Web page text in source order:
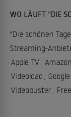
WO LÄUFT "DIE
"Die schönen
Streaming-
Apple TV,
Videoload ,
Videobuster,